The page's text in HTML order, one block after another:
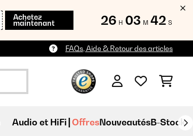
Achetez
maintenant 26 H 03 M 41 S
FAQs, Aide & Retour des articles
Audio et HiFi OffresNouveautésB-Stock